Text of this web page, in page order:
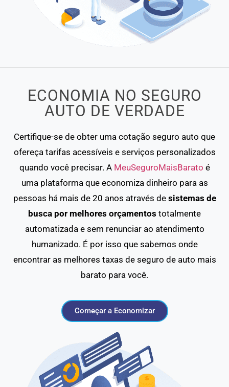
ECONOMIA NO SEGURO
AUTO DE VERDADE
Certifique-se de obter uma cotação seguro auto que
ofereça tarifas acessíveis e serviços personalizados
quando você precisar. A MeuSeguroMaisBarato é
uma plataforma que economiza dinheiro para as
pessoas há mais de 20 anos através de sistemas de
busca por melhores orçamentos totalmente
automatizada e sem renunciar ao atendimento
humanizado. É por isso que sabemos onde
encontrar as melhores taxas de seguro de auto mais
barato para você.
Começar a Economizar